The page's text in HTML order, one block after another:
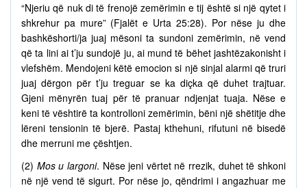
“Njeriu që nuk di të frenojë zemërimin e tij është si një qytet i
shkrehur pa mure” (Fjalët e Urta 25:28). Por nëse ju dhe
bashkëshorti/ja juaj mësoni ta sundoni zemërimin, në vend
që ta lini ai t’ju sundojë ju, ai mund të bëhet jashtëzakonisht i
vlefshëm. Mendojeni këtë emocion si një sinjal alarmi që truri
juaj dërgon për t’ju treguar se ka diçka që duhet trajtuar.
Gjeni mënyrën tuaj për të pranuar ndjenjat tuaja. Nëse e
keni të vështirë ta kontrolloni zemërimin, bëni një shëtitje dhe
lëreni tensionin të bjerë. Pastaj kthehuni, rifutuni në bisedë
dhe merruni me çështjen.
(2) Mos u largoni. Nëse jeni vërtet në rrezik, duhet të shkoni
në një vend të sigurt. Por nëse jo, qëndrimi i angazhuar me